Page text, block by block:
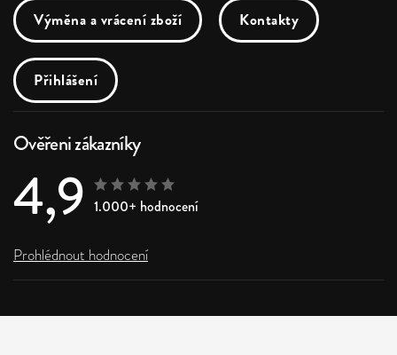
Výměna a vrácení zboží Kontakty
Přihlášení
Ověřeni zákazníky
4,9 1.000+ hodnocení
Prohlédnout hodnocení